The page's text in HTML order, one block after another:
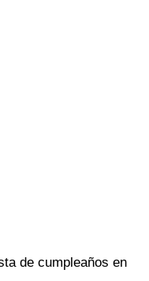
de cumpleaños en